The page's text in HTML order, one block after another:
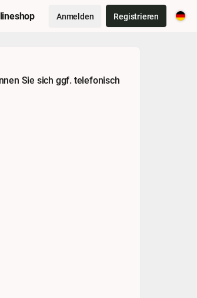
Anmelden Registrieren
Sie sich ggf. telefonisch